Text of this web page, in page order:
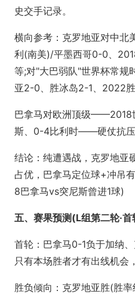
史交手记录。
横向参考：克罗地亚对中
利(南美)/平墨西哥0-0、
等;对"大巴弱队"世界杯常规
亚2-0、胜冰岛2-1、2022
巴拿马对欧洲顶级——2018
斯、0-4比利时——硬仗抗压
结论：纯遭遇战，克罗地亚
占优，巴拿马定位球+冲吊
8巴拿马vs突尼斯曾进1球)
五、赛果预测(L组第二轮·
首轮： 巴拿马0-1负于加纳
只有本场胜者才有出线机会
胜负倾向：克罗地亚胜(胜